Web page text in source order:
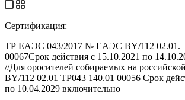
Сертификация:
ТР ЕАЭС 043/2017 № ЕАЭС BY/112 02.01.
00067Срок действия с 15.10.2021 по
//Для оросителей собираемых на
BY/112 02.01 ТР043 140.01 00056 Срок
по 10.04.2029 включительно